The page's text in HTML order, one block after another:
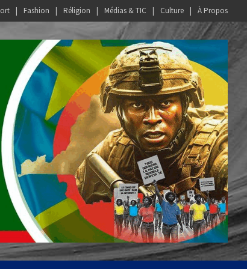
Fashion Réligion Médias & TIC Culture À Propos